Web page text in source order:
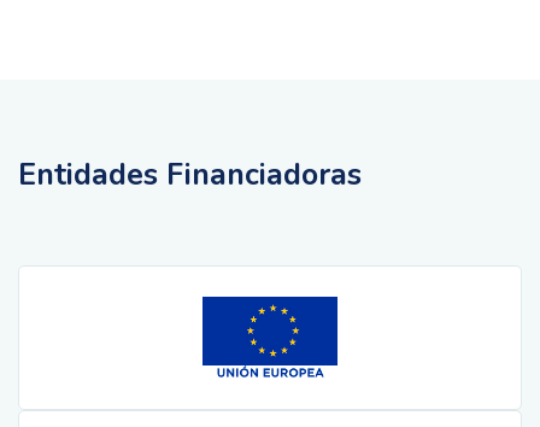
Entidades Financiadoras